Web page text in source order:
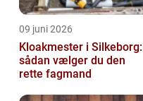
09 juni 2026
Kloakmester i Silkeborg:
sådan vælger du den
rette fagmand